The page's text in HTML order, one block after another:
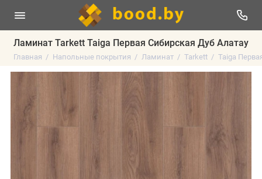
Ламинат Tarkett Taiga Первая Сибирская Дуб Алатау
Главная Напольные покрытия Ламинат Tarkett Taiga